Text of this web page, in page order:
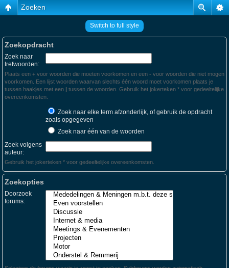
Zoeken
Switch to full style
Zoekopdracht
Zoek naar
trefwoorden:
Plaats een + voor woorden die moeten voorkomen en een - voor woorden die niet mogen
voorkomen. Een lijst woorden waarvan slechts één woord moet voorkomen plaats je
tussen haakjes met een | tussen de woorden. Gebruik het jokerteken * voor gedeeltelijke
overeenkomsten.
Zoek naar elke term afzonderlijk, of gebruik de opdracht
zoals opgegeven
Zoek naar één van de woorden
Zoek volgens
auteur:
Gebruik het jokerteken * voor gedeeltelijke overeenkomsten.
Zoekopties
Doorzoek
forums: